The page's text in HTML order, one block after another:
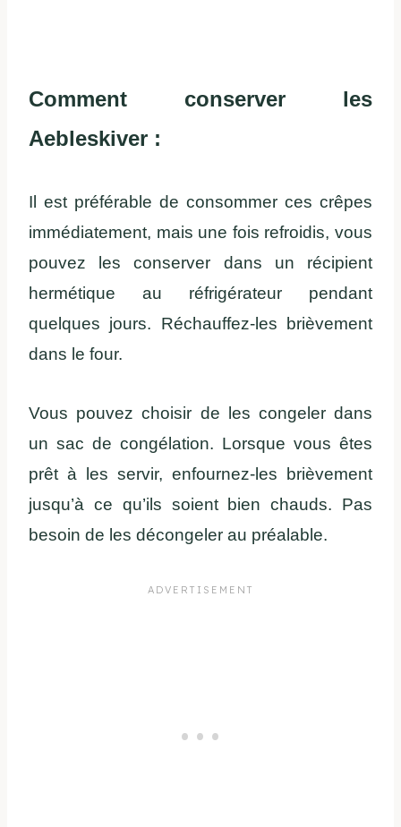
Comment conserver les
Aebleskiver :
Il est préférable de consommer ces crêpes
immédiatement, mais une fois refroidis, vous
pouvez les conserver dans un récipient
hermétique au réfrigérateur pendant
quelques jours. Réchauffez-les brièvement
dans le four.
Vous pouvez choisir de les congeler dans
un sac de congélation. Lorsque vous êtes
prêt à les servir, enfournez-les brièvement
jusqu’à ce qu’ils soient bien chauds. Pas
besoin de les décongeler au préalable.